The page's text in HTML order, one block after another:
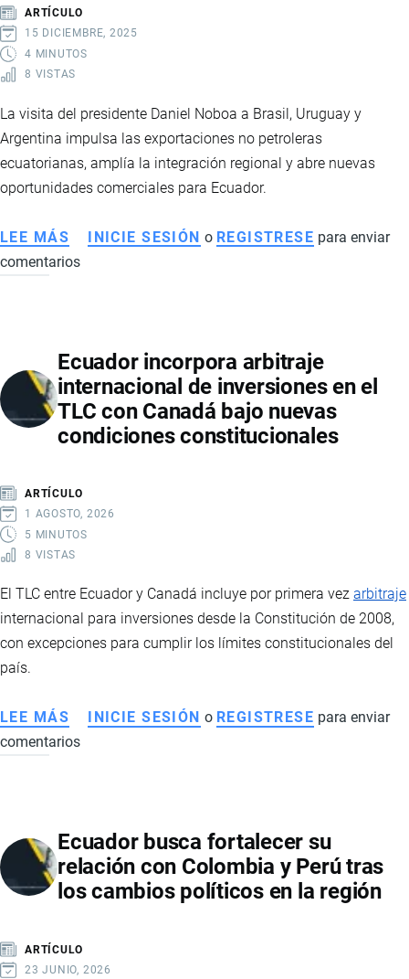
CRÍTICOS
TRAS
ACUERDO
ESTADOS
UNIDOS
ARTÍCULO
15 DICIEMBRE, 2025
4 MINUTOS
8 VISTAS
La visita del presidente Daniel Noboa a Brasil, Uruguay y
Argentina impulsa las exportaciones no petroleras
ecuatorianas, amplía la integración regional y abre nuevas
oportunidades comerciales para Ecuador.
LEE MÁS SOBRE
GIRA
URUGUAY
Y
ARGENTINA
FORTALECE
COMERCIAL
EN
SUDAMÉRICA
INICIE SESIÓN o REGISTRESE para enviar
comentarios
Ecuador incorpora arbitraje
internacional de inversiones en el
TLC con Canadá bajo nuevas
condiciones constitucionales
ARTÍCULO
1 AGOSTO, 2026
5 MINUTOS
8 VISTAS
El TLC entre Ecuador y Canadá incluye por primera vez arbitraje
internacional para inversiones desde la Constitución de 2008,
con excepciones para cumplir los límites constitucionales del
país.
LEE MÁS SOBRE
ECUADOR
DE
INVERSIONES
EN
CON
INICIE SESIÓN o REGISTRESE para enviar
comentarios
Ecuador busca fortalecer su
relación con Colombia y Perú tras
los cambios políticos en la región
ARTÍCULO
23 JUNIO, 2026